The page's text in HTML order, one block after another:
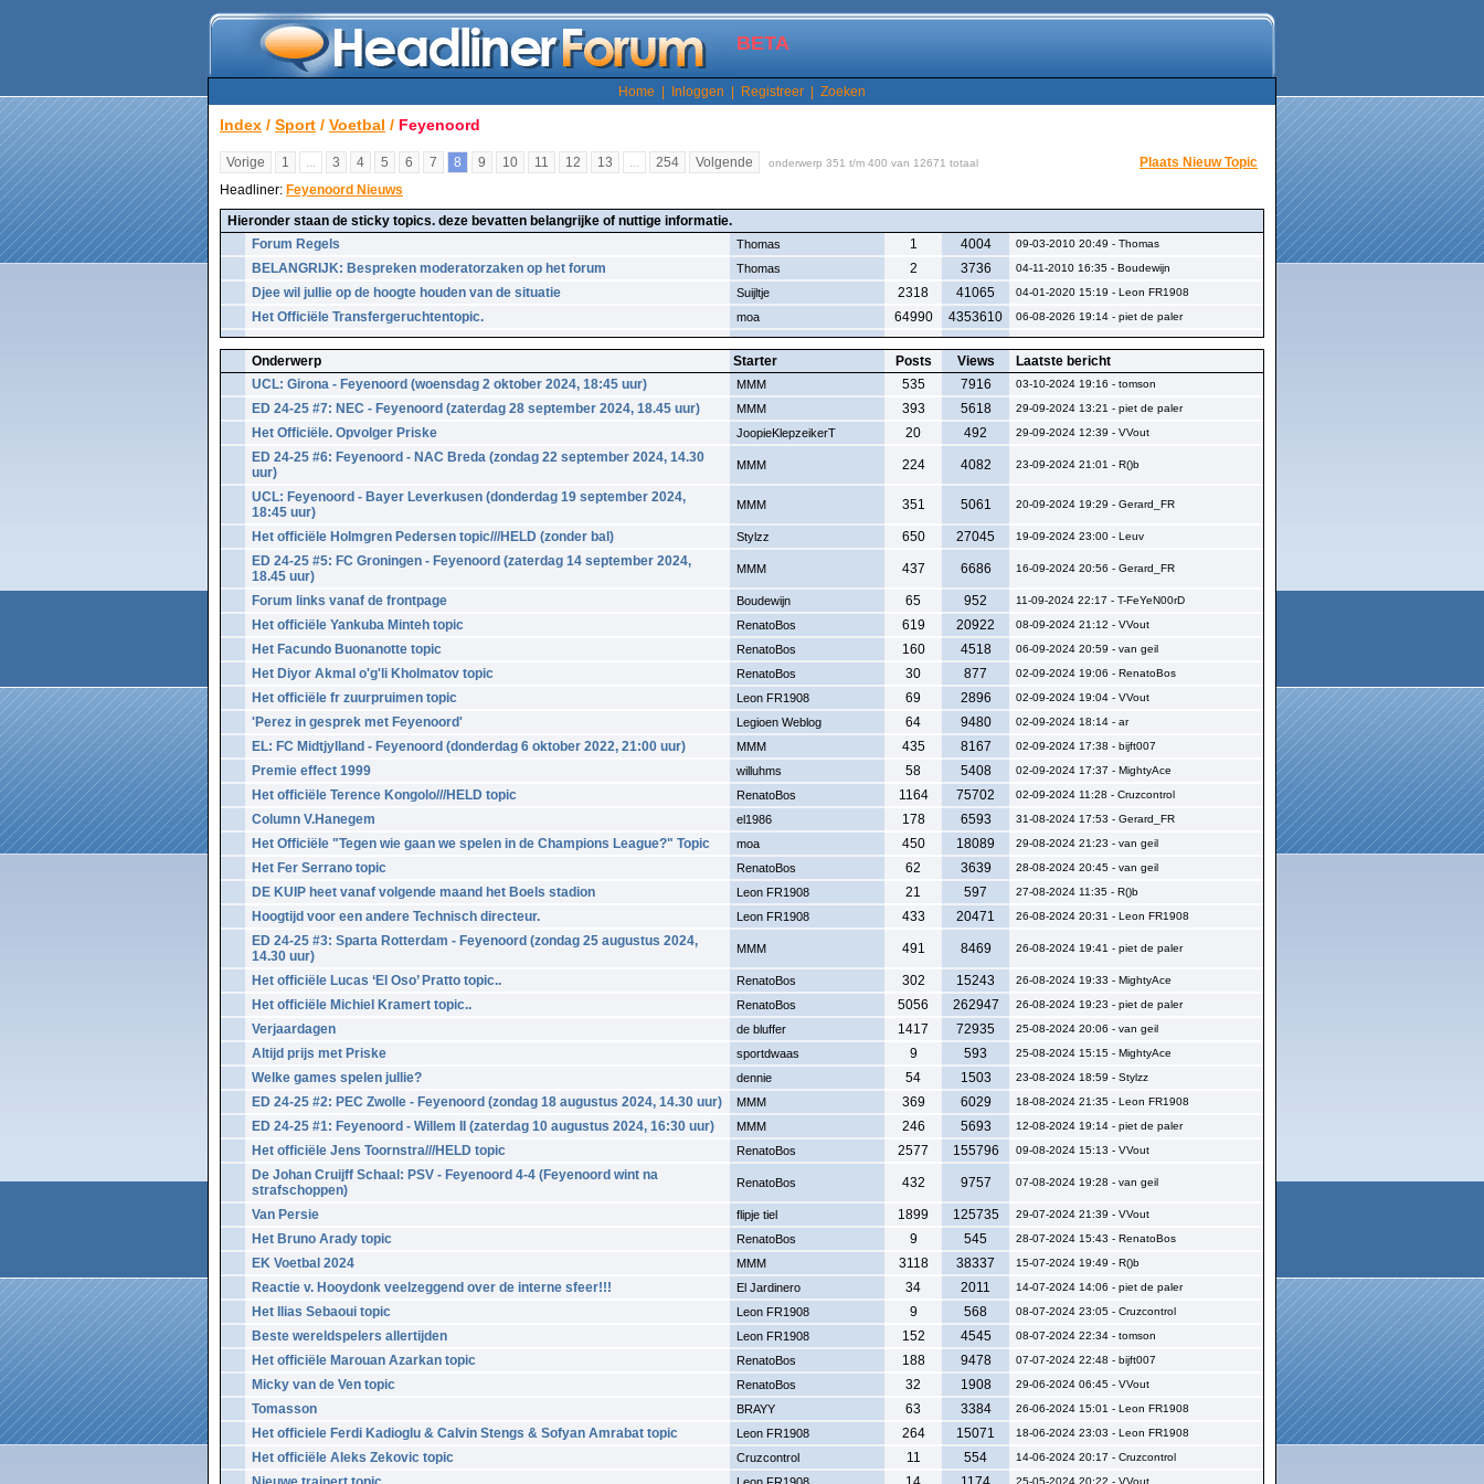
BETA
Home Inloggen Registreer Zoeken
Index / Sport / Voetbal / Feyenoord
Vorige 1 ... 3 4 5 6 7 8 9 10 11 12 13 ... 254 Volgende onderwerp 351 t/m 400 van 12671 totaal
Plaats Nieuw Topic
Headliner: Feyenoord Nieuws
Hieronder staan de sticky topics. deze bevatten belangrijke of nuttige informatie.
Forum Regels
Thomas 1 4004 09-03-2010 20:49 - Thomas
BELANGRIJK: Bespreken moderatorzaken op het forum Thomas 2 3736 04-11-2010 16:35 - Boudewijn
Djee wil jullie op de hoogte houden van de situatie Suijltje 2318 41065 04-01-2020 15:19 - Leon FR1908
Het Officiële Transfergeruchtentopic. moa 64990 4353610 06-08-2026 19:14 - piet de paler
Onderwerp Starter Posts Views
Laatste bericht
UCL: Girona - Feyenoord (woensdag 2 oktober 2024, 18:45 uur)
MMM 535 7916 03-10-2024 19:16 - tomson
ED 24-25 #7: NEC - Feyenoord (zaterdag 28 september 2024, 18.45 uur) MMM 393 5618 29-09-2024 13:21 - piet de paler
Het Officiële. Opvolger Priske JoopieKlepzeikerT 20 492 29-09-2024 12:39 - VVout
ED 24-25 #6: Feyenoord - NAC Breda (zondag 22 september 2024, 14.30
uur)
MMM 224 4082 23-09-2024 21:01 - R()b
UCL: Feyenoord - Bayer Leverkusen (donderdag 19 september 2024,
18:45 uur)
MMM 351 5061 20-09-2024 19:29 - Gerard_FR
Het officiële Holmgren Pedersen topic///HELD (zonder bal) Stylzz 650 27045 19-09-2024 23:00 - Leuv
ED 24-25 #5: FC Groningen - Feyenoord (zaterdag 14 september 2024,
18.45 uur)
MMM 437 6686 16-09-2024 20:56 - Gerard_FR
Forum links vanaf de frontpage Boudewijn 65 952 11-09-2024 22:17 - T-FeYeN00rD
Het officiële Yankuba Minteh topic RenatoBos 619 20922 08-09-2024 21:12 - VVout
Het Facundo Buonanotte topic RenatoBos 160 4518 06-09-2024 20:59 - van geil
Het Diyor Akmal o'g'li Kholmatov topic RenatoBos 30 877 02-09-2024 19:06 - RenatoBos
Het officiële fr zuurpruimen topic Leon FR1908 69 2896 02-09-2024 19:04 - VVout
'Perez in gesprek met Feyenoord' Legioen Weblog 64 9480 02-09-2024 18:14 - ar
EL: FC Midtjylland - Feyenoord (donderdag 6 oktober 2022, 21:00 uur) MMM 435 8167 02-09-2024 17:38 - bijft007
Premie effect 1999 willuhms 58 5408 02-09-2024 17:37 - MightyAce
Het officiële Terence Kongolo///HELD topic RenatoBos 1164 75702 02-09-2024 11:28 - Cruzcontrol
Column V.Hanegem el1986 178 6593 31-08-2024 17:53 - Gerard_FR
Het Officiële "Tegen wie gaan we spelen in de Champions League?" Topic moa 450 18089 29-08-2024 21:23 - van geil
Het Fer Serrano topic RenatoBos 62 3639 28-08-2024 20:45 - van geil
DE KUIP heet vanaf volgende maand het Boels stadion Leon FR1908 21 597 27-08-2024 11:35 - R()b
Hoogtijd voor een andere Technisch directeur. Leon FR1908 433 20471 26-08-2024 20:31 - Leon FR1908
ED 24-25 #3: Sparta Rotterdam - Feyenoord (zondag 25 augustus 2024,
14.30 uur)
MMM 491 8469 26-08-2024 19:41 - piet de paler
Het officiële Lucas ‘El Oso’ Pratto topic.. RenatoBos 302 15243 26-08-2024 19:33 - MightyAce
Het officiële Michiel Kramert topic.. RenatoBos 5056 262947 26-08-2024 19:23 - piet de paler
Verjaardagen de bluffer 1417 72935 25-08-2024 20:06 - van geil
Altijd prijs met Priske sportdwaas 9 593 25-08-2024 15:15 - MightyAce
Welke games spelen jullie? dennie 54 1503 23-08-2024 18:59 - Stylzz
ED 24-25 #2: PEC Zwolle - Feyenoord (zondag 18 augustus 2024, 14.30 uur) MMM 369 6029 18-08-2024 21:35 - Leon FR1908
ED 24-25 #1: Feyenoord - Willem II (zaterdag 10 augustus 2024, 16:30 uur) MMM 246 5693 12-08-2024 19:14 - piet de paler
Het officiële Jens Toornstra///HELD topic RenatoBos 2577 155796 09-08-2024 15:13 - VVout
De Johan Cruijff Schaal: PSV - Feyenoord 4-4 (Feyenoord wint na
strafschoppen)
RenatoBos 432 9757 07-08-2024 19:28 - van geil
Van Persie flipje tiel 1899 125735 29-07-2024 21:39 - VVout
Het Bruno Arady topic RenatoBos 9 545 28-07-2024 15:43 - RenatoBos
EK Voetbal 2024 MMM 3118 38337 15-07-2024 19:49 - R()b
Reactie v. Hooydonk veelzeggend over de interne sfeer!!! El Jardinero 34 2011 14-07-2024 14:06 - piet de paler
Het Ilias Sebaoui topic Leon FR1908 9 568 08-07-2024 23:05 - Cruzcontrol
Beste wereldspelers allertijden Leon FR1908 152 4545 08-07-2024 22:34 - tomson
Het officiële Marouan Azarkan topic RenatoBos 188 9478 07-07-2024 22:48 - bijft007
Micky van de Ven topic RenatoBos 32 1908 29-06-2024 06:45 - VVout
Tomasson BRAYY 63 3384 26-06-2024 15:01 - Leon FR1908
Het officiele Ferdi Kadioglu & Calvin Stengs & Sofyan Amrabat topic Leon FR1908 264 15071 18-06-2024 23:03 - Leon FR1908
Het officiële Aleks Zekovic topic Cruzcontrol 11 554 14-06-2024 20:17 - Cruzcontrol
25-05-2024 20:22 - VVout